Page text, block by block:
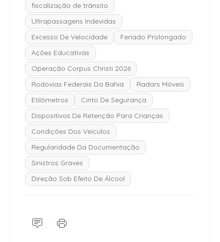
fiscalização de trânsito
Ultrapassagens Indevidas
Excesso De Velocidade
Feriado Prolongado
Ações Educativas
Operação Corpus Christi 2026
Rodovias Federais Da Bahia
Radars Móveis
Etilômetros
Cinto De Segurança
Dispositivos De Retenção Para Crianças
Condições Dos Veículos
Regularidade Da Documentação
Sinistros Graves
Direção Sob Efeito De Álcool